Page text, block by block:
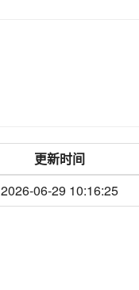
更新时间
2026-06-29 10:16:25